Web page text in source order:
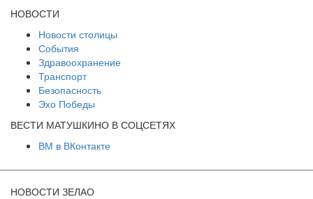
НОВОСТИ
Новости столицы
События
Здравоохранение
Транспорт
Безопасность
Эхо Победы
ВЕСТИ МАТУШКИНО В СОЦСЕТЯХ
ВМ в ВКонтакте
НОВОСТИ ЗЕЛАО